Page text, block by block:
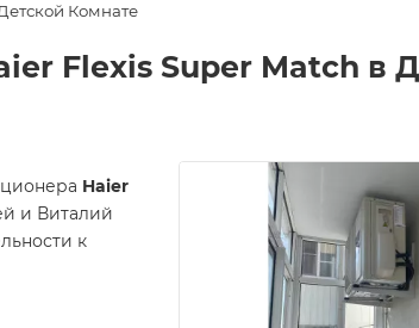
Комнате
Flexis Super Match в
Haier
и Виталий
к